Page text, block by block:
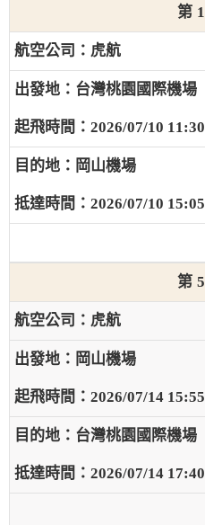
1
虎航
台灣桃園國際機場
2026/07/10 11:30
岡山機場
2026/07/10 15:05
5
虎航
岡山機場
2026/07/14 15:55
台灣桃園國際機場
2026/07/14 17:40